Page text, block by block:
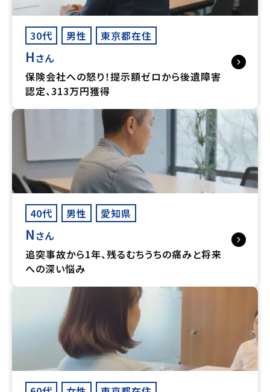
30代 男性 東京都在住
Hさん
保険会社への怒り！提示額ゼロから後遺障害
認定、313万円獲得
40代 男性 愛知県
Nさん
追突事故から1年、残るむちうちの痛みと将来
への深い悩み